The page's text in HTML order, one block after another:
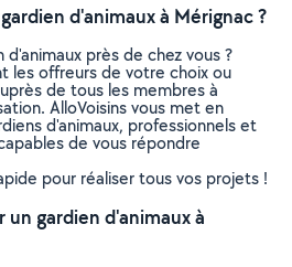
d'animaux à Mérignac ?
d'animaux près de chez vous ?
les offreurs de votre choix ou
de tous les membres à
AlloVoisins vous met en
d'animaux, professionnels et
de vous répondre
pour réaliser tous vos projets !
gardien d'animaux à